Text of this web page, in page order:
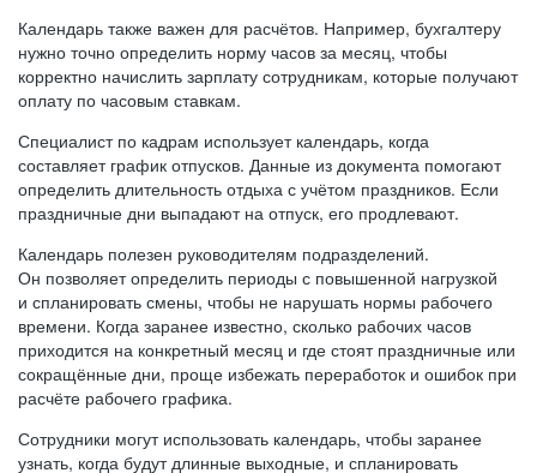
Календарь также важен для расчётов. Например, бухгалтеру
нужно точно определить норму часов за месяц, чтобы
корректно начислить зарплату сотрудникам, которые получают
оплату по часовым ставкам.
Специалист по кадрам использует календарь, когда
составляет график отпусков. Данные из документа помогают
определить длительность отдыха с учётом праздников. Если
праздничные дни выпадают на отпуск, его продлевают.
Календарь полезен руководителям подразделений.
Он позволяет определить периоды с повышенной нагрузкой
и спланировать смены, чтобы не нарушать нормы рабочего
времени. Когда заранее известно, сколько рабочих часов
приходится на конкретный месяц и где стоят праздничные или
сокращённые дни, проще избежать переработок и ошибок при
расчёте рабочего графика.
Сотрудники могут использовать календарь, чтобы заранее
узнать, когда будут длинные выходные, и спланировать